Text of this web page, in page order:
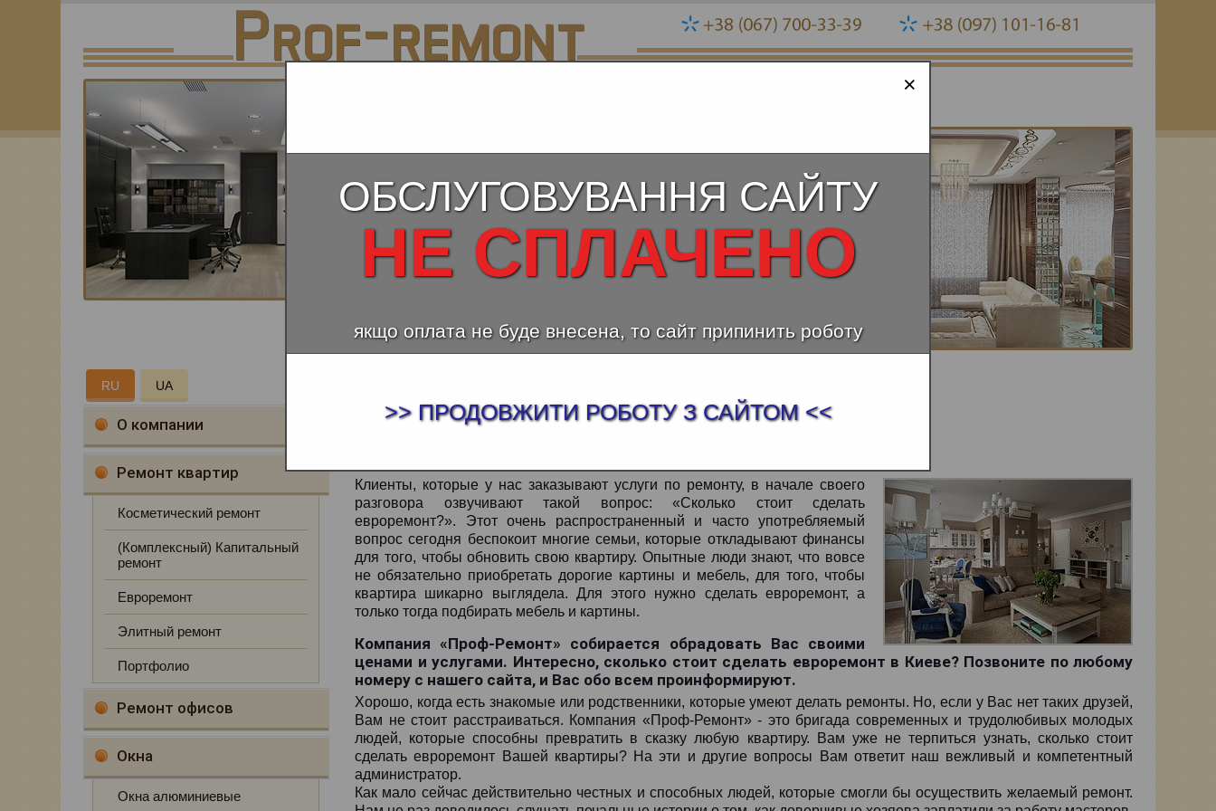
RU UA
О компании
Ремонт квартир
Косметический ремонт
(Комплексный) Капитальный
ремонт
Евроремонт
Элитный ремонт
Портфолио
Ремонт офисов
Окна
Окна алюминиевые
Клиенты, которые у нас заказывают услуги по ремонту, в начале своего
разговора озвучивают такой вопрос: «Сколько стоит сделать
евроремонт?». Этот очень распространенный и часто употребляемый
вопрос сегодня беспокоит многие семьи, которые откладывают финансы
для того, чтобы обновить свою квартиру. Опытные люди знают, что вовсе
не обязательно приобретать дорогие картины и мебель, для того, чтобы
квартира шикарно выглядела. Для этого нужно сделать евроремонт, а
только тогда подбирать мебель и картины.
Компания «Проф-Ремонт» собирается обрадовать Вас своими
ценами и услугами. Интересно, сколько стоит сделать евроремонт в Киеве? Позвоните по любому
номеру с нашего сайта, и Вас обо всем проинформируют.
Хорошо, когда есть знакомые или родственники, которые умеют делать ремонты. Но, если у Вас нет таких друзей,
Вам не стоит расстраиваться. Компания «Проф-Ремонт» - это бригада современных и трудолюбивых молодых
людей, которые способны превратить в сказку любую квартиру. Вам уже не терпиться узнать, сколько стоит
сделать евроремонт Вашей квартиры? На эти и другие вопросы Вам ответит наш вежливый и компетентный
администратор.
Как мало сейчас действительно честных и способных людей, которые смогли бы осуществить желаемый ремонт.
×
ОБСЛУГОВУВАННЯ САЙТУ
НЕ СПЛАЧЕНО
якщо оплата не буде внесена, то сайт припинить роботу
>> ПРОДОВЖИТИ РОБОТУ З САЙТОМ <<